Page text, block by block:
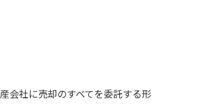
会社に売却のすべてを委託する形